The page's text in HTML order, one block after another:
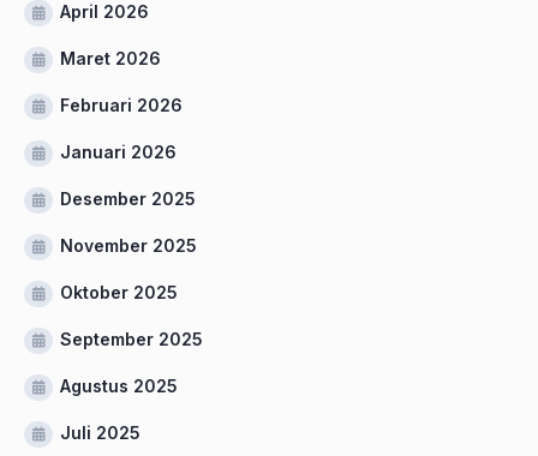
April 2026
Maret 2026
Februari 2026
Januari 2026
Desember 2025
November 2025
Oktober 2025
September 2025
Agustus 2025
Juli 2025